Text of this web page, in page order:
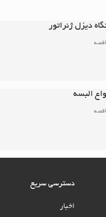
دیزل ژنراتور
البسه
دسترسی سریع
اخبار